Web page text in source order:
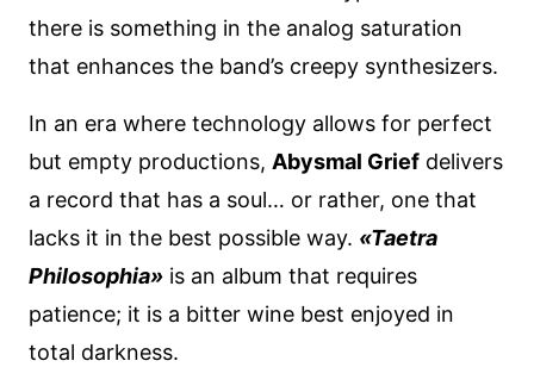
there is something in the analog saturation
that enhances the band’s creepy synthesizers.
In an era where technology allows for perfect
but empty productions, Abysmal Grief delivers
a record that has a soul… or rather, one that
lacks it in the best possible way. «Taetra
Philosophia» is an album that requires
patience; it is a bitter wine best enjoyed in
total darkness.